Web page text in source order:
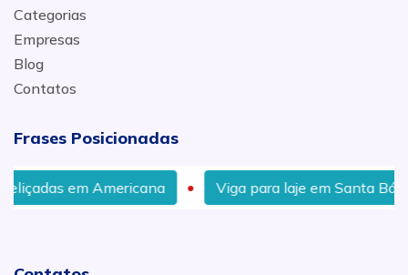
Categorias
Empresas
Blog
Contatos
Frases Posicionadas
em Americana Viga para laje em Santa Bárbara